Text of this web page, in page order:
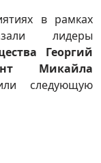
в рамках
лидеры
Георгий
Микайла
следующую